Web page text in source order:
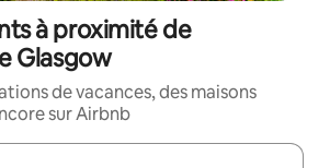
à proximité de
Glasgow
de vacances, des maisons
sur Airbnb